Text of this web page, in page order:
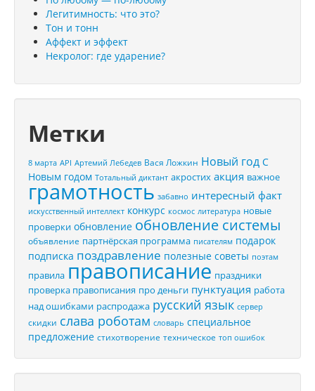
Легитимность: что это?
Тон и тонн
Аффект и эффект
Некролог: где ударение?
Метки
8 марта API Артемий Лебедев Вася Ложкин Новый год С
Новым годом Тотальный диктант акростих акция важное
грамотность забавно интересный факт
искусственный интеллект конкурс космос литература новые
проверки обновление обновление системы
объявление партнёрская программа писателям подарок
подписка поздравление полезные советы поэтам
правила правописание праздники
проверка правописания про деньги пунктуация работа
над ошибками распродажа русский язык сервер
скидки слава роботам словарь специальное
предложение стихотворение техническое топ ошибок